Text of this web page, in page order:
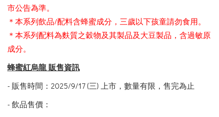
市公告為準。
＊本系列飲品/配料含蜂蜜成分，三歲以下孩童請勿食用。
＊本系列配料為麩質之穀物及其製品及大豆製品，含過敏原
成分。
蜂蜜紅烏龍 販售資訊
- 販售時間：2025/9/17 (三) 上市，數量有限，售完為止
- 飲品售價：